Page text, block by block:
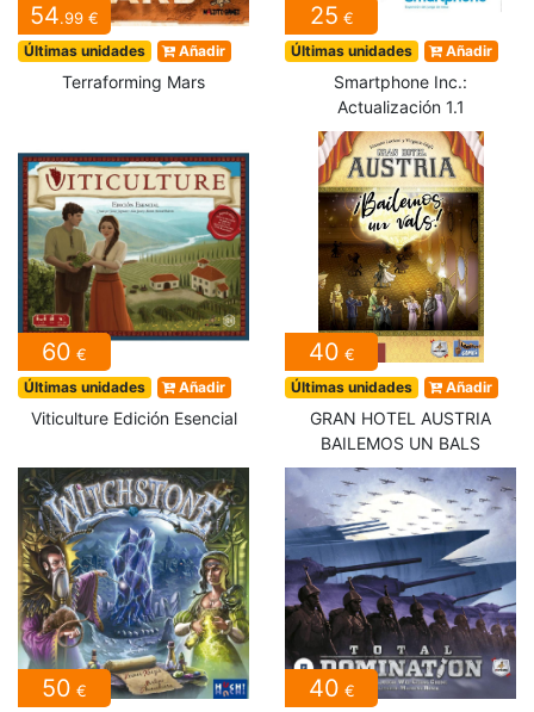
54.99 €
Últimas unidades Añadir
Terraforming Mars
25 €
Últimas unidades Añadir
Smartphone Inc.:
Actualización 1.1
60 €
Últimas unidades Añadir
Viticulture Edición Esencial
40 €
Últimas unidades Añadir
GRAN HOTEL AUSTRIA
BAILEMOS UN BALS
50 € 40 €